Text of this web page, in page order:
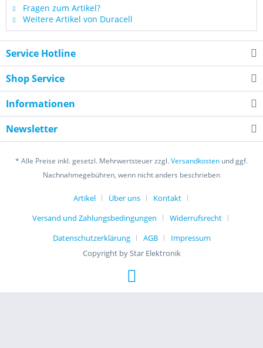
Fragen zum Artikel?
Weitere Artikel von Duracell
Service Hotline
Shop Service
Informationen
Newsletter
* Alle Preise inkl. gesetzl. Mehrwertsteuer zzgl.Versandkosten und ggf.
Nachnahmegebühren, wenn nicht anders beschrieben
Artikel Über uns
Kontakt
Versand und Zahlungsbedingungen
Widerrufsrecht
Datenschutzerklärung
AGB
Impressum
Copyright by Star Elektronik